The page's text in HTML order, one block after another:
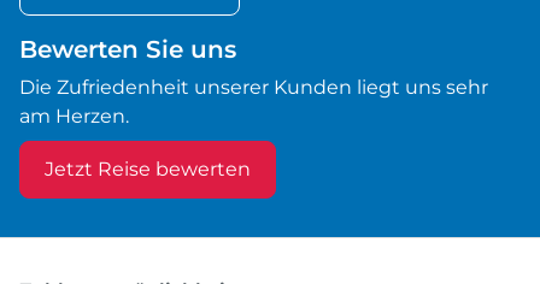
Bewerten Sie uns
Die Zufriedenheit unserer Kunden liegt uns sehr
am Herzen.
Jetzt Reise bewerten